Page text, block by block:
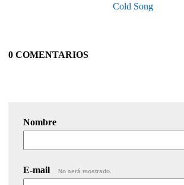
Cold Song
0 COMENTARIOS
Nombre
E-mail No será mostrado.